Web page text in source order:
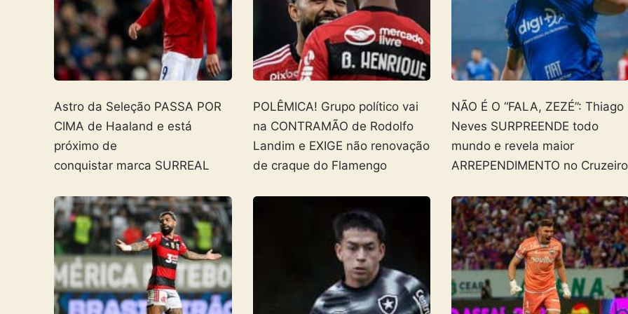
Astro da Seleção PASSA POR
CIMA de Haaland e está
próximo de
conquistar marca SURREAL
POLÊMICA! Grupo político vai
na CONTRAMÃO de Rodolfo
Landim e EXIGE não renovação
de craque do Flamengo
NÃO É O “FALA, ZEZÉ”: Thiago
Neves SURPREENDE todo
mundo e revela maior
ARREPENDIMENTO no Cruzeiro